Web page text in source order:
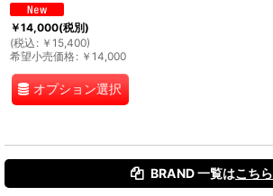
￥14,000(税別)
(税込 : ￥ 15,400)
希望小売価格: ￥ 14,000
オプション選択
BRAND 一覧はこちら